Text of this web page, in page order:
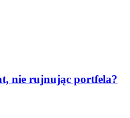
nie rujnując portfela?